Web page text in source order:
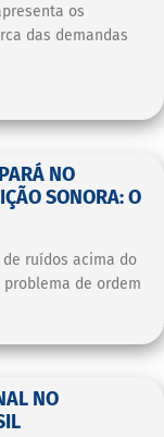
os
das demandas
NO
SONORA: O
ruídos acima do
de ordem
NO